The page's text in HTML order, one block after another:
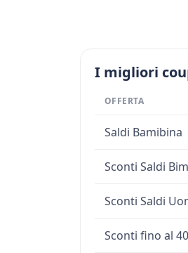
I migliori
OFFERTA
Saldi Bamibina
Sconti Saldi
Sconti Saldi
Sconti fino al